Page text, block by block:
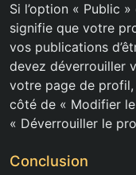
Si l’option « Public
signifie que votre
vos publications
devez déverrouiller
votre page de profil,
côté de « Modifier
« Déverrouiller le
Conclusion